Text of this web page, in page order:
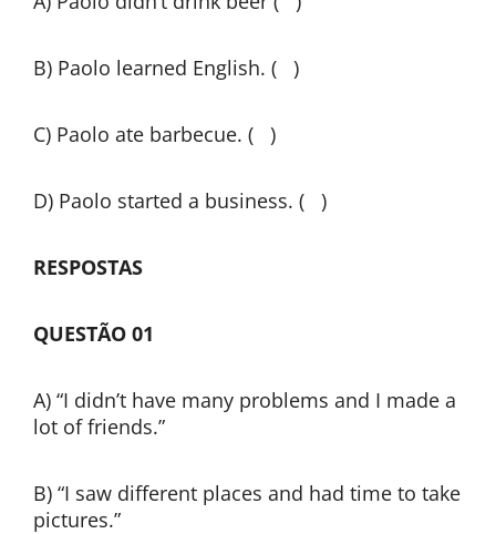
B) Paolo learned English. ( )
C) Paolo ate barbecue. ( )
D) Paolo started a business. ( )
RESPOSTAS
QUESTÃO 01
A) “I didn’t have many problems and I made a
lot of friends.”
B) “I saw different places and had time to take
pictures.”